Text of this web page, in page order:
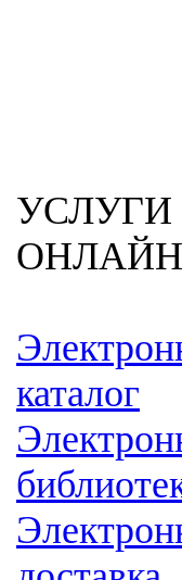
УСЛУГИ
ОНЛАЙН
каталог